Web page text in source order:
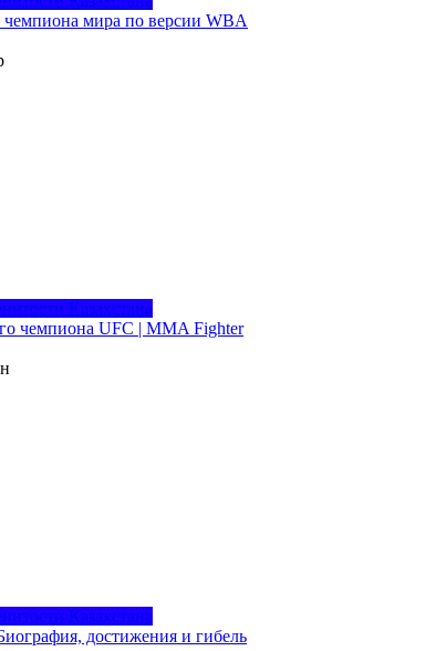
чемпиона мира по версии WBA
Казахстана
чемпиона UFC | MMA Fighter
Казахстана
достижения и гибель